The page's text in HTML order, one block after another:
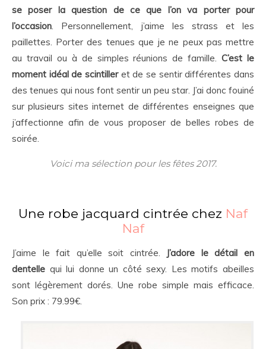
se poser la question de ce que l’on va porter pour
l’occasion. Personnellement, j’aime les strass et les
paillettes. Porter des tenues que je ne peux pas mettre
au travail ou à de simples réunions de famille.C’est le
moment idéal de scintilleret de se sentir différentes dans
des tenues qui nous font sentir un peu star. J’ai donc fouiné
sur plusieurs sites internet de différentes enseignes que
j’affectionne afin de vous proposer de belles robes de
soirée.
Voici ma sélection pour les fêtes 2017.
Une robe jacquard cintrée chez Naf
Naf
J’aime le fait qu’elle soit cintrée. J’adore le détail en
dentelle qui lui donne un côté sexy. Les motifs abeilles
sont légèrement dorés. Une robe simple mais efficace.
Son prix : 79.99€.